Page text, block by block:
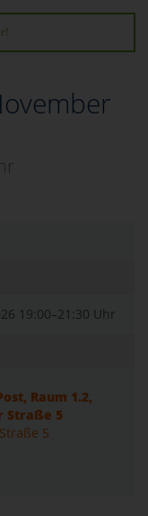
19:00–21:30 Uhr
Raum 1.2,
Straße 5
5